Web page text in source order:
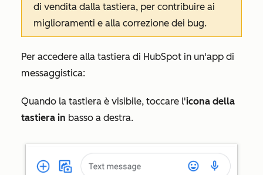
di vendita dalla tastiera, per contribuire ai
miglioramenti e alla correzione dei bug.
Per accedere alla tastiera di HubSpot in un'app di
messaggistica:
Quando la tastiera è visibile, toccare l'icona della
tastiera in basso a destra.